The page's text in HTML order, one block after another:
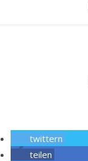
twittern
teilen